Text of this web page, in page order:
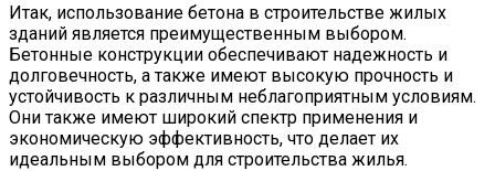
Итак, использование бетона в строительстве жилых
зданий является преимущественным выбором.
Бетонные конструкции обеспечивают надежность и
долговечность, а также имеют высокую прочность и
устойчивость к различным неблагоприятным условиям.
Они также имеют широкий спектр применения и
экономическую эффективность, что делает их
идеальным выбором для строительства жилья.